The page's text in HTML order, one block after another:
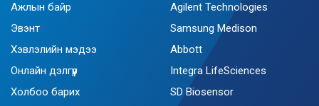
Ажлын байр
Эвэнт
Хэвлэлийн мэдээ
Онлайн дэлгүүр
Холбоо барих
Agilent Technologies
Samsung Medison
Abbott
Integra LifeSciences
SD Biosensor